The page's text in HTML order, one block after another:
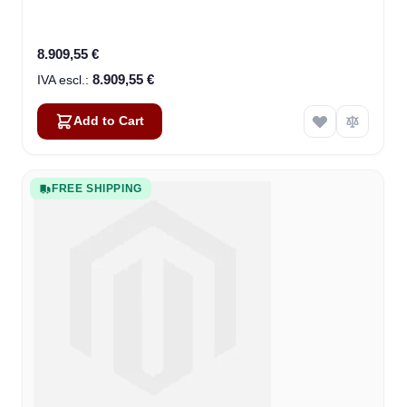
8.909,55 €
8.909,55 €
Add to Cart
FREE SHIPPING